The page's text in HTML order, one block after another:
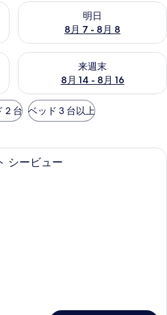
チェック
明日
8月 7 - 8月 8
明日 8月 7 - 8月 8 の空室状況
をチェック
来週末
8月 14 - 8月 16
来週末 8月 14 - 8月 16 の空室
2 台 ベッド 3 台以上
エジプト綿のシーツ、高級寝具、羽
シービュー